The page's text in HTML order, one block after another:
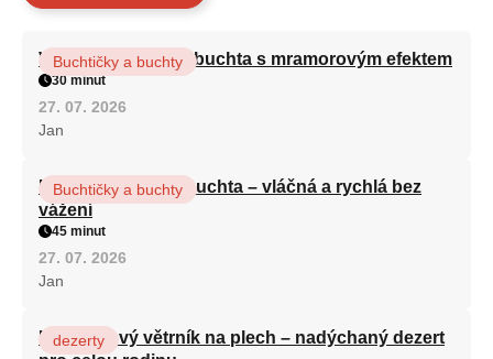
Vláčná olejová litá buchta s mramorovým efektem
Buchtičky a buchty
30 minut
27. 07. 2026
Jan
Hrnková maková buchta – vláčná a rychlá bez
vážení
Buchtičky a buchty
45 minut
27. 07. 2026
Jan
Karamelový větrník na plech – nadýchaný dezert
dezerty